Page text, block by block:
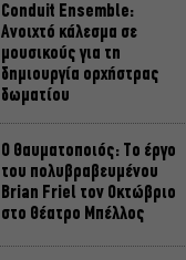
Conduit Ensemble:
Ανοιχτό κάλεσμα σε
μουσικούς για τη
δημιουργία ορχήστρας
δωματίου
Ο Θαυματοποιός: Το έργο
του πολυβραβευμένου
Brian Friel τον Οκτώβριο
στο Θέατρο Μπέλλος